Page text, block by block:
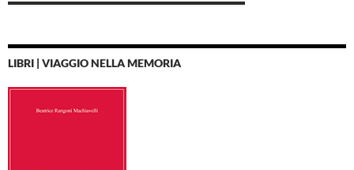
LIBRI | VIAGGIO NELLA MEMORIA